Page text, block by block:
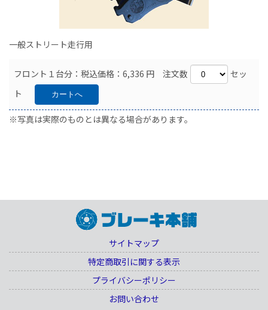
一般ストリート走行用
フロント１台分：税込価格：6,336 円 注文数
セッ
ト
※写真は実際のものとは異なる場合があります。
サイトマップ
特定商取引に関する表示
プライバシーポリシー
お問い合わせ